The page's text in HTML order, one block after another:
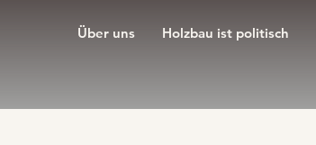
Über uns Holzbau ist politisch